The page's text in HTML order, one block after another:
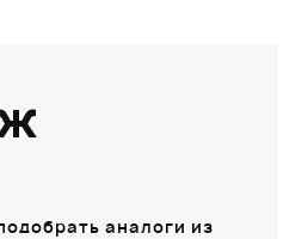
аналоги из